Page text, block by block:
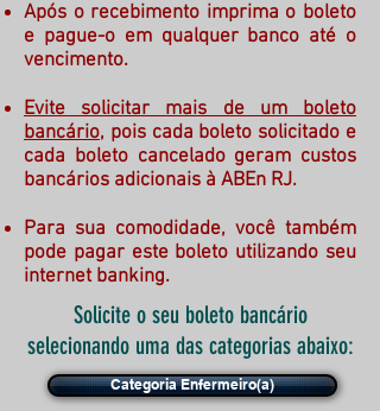
Após o recebimento imprima o boleto
e pague-o em qualquer banco até o
vencimento.
Evite solicitar mais de um boleto
bancário, pois cada boleto solicitado e
cada boleto cancelado geram custos
bancários adicionais à ABEn RJ.
Para sua comodidade, você também
pode pagar este boleto utilizando seu
internet banking.
Solicite o seu boleto bancário
selecionando uma das categorias abaixo:
Categoria Enfermeiro(a)